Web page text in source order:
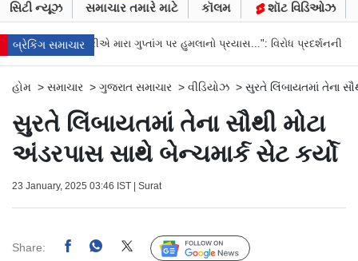
સિટી ન્યૂઝ સમાચાર તમારે માટે કૉલમ શૉટ વિડિઓઝ
બ્રેકિંગ સમાચારમારા ગુપ્તાંગ પર હુમલાનો પ્રયાસ...": વિરોધ પ્રદર્શનની એક યુવતીના
હોમ > સમાચાર > ગુજરાત સમાચાર > વીડિયોઝ > સુરતે લિંબાયતમાં તેના
સુરતે લિંબાયતમાં તેના સૌથી મોટા
અંડરપાસ સાથે બેન્ચમાર્ક સેટ કર્યો
23 January, 2025 03:46 IST | Surat
Share: Follow Us